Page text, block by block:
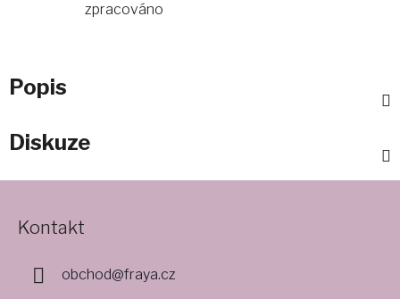
zpracováno
Popis
Diskuze
Kontakt
obchod@fraya.cz